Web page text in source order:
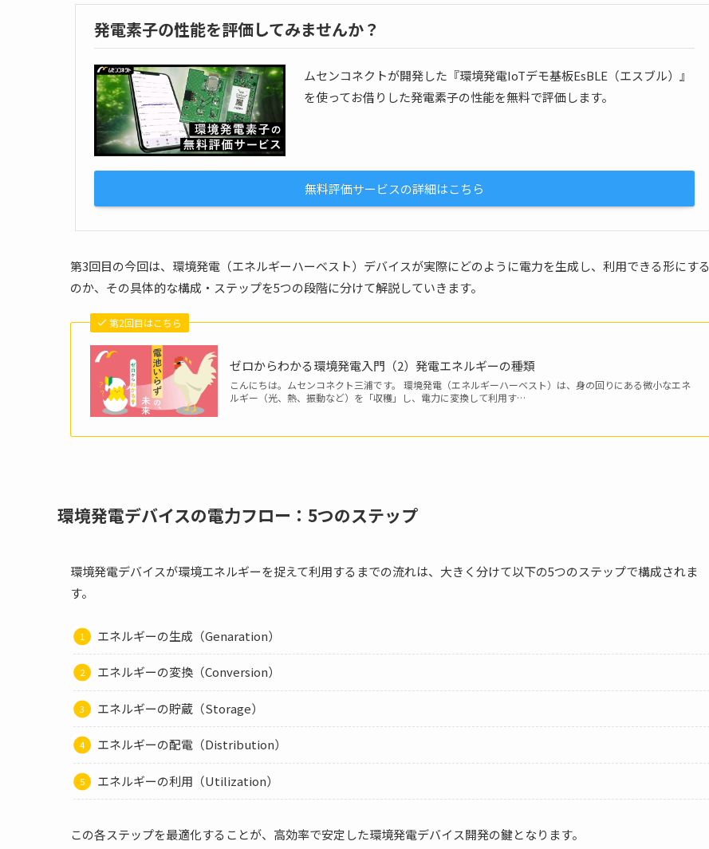
発電素子の性能を評価してみませんか？
ムセンコネクトが開発した『環境発電IoTデモ基板EsBLE（エスブル）』
を使ってお借りした発電素子の性能を無料で評価します。
無料評価サービスの詳細はこちら
第3回目の今回は、環境発電（エネルギーハーベスト）デバイスが実際にどのように電力を生成し、利用できる形にする
のか、その具体的な構成・ステップを5つの段階に分けて解説していきます。
第2回目はこちら
ゼロからわかる環境発電入門（2）発電エネルギーの種類
こんにちは。ムセンコネクト三浦です。 環境発電（エネルギーハーベスト）は、身の回りにある微小なエネ
ルギー（光、熱、振動など）を「収穫」し、電力に変換して利用す…
環境発電デバイスの電力フロー：5つのステップ
環境発電デバイスが環境エネルギーを捉えて利用するまでの流れは、大きく分けて以下の5つのステップで構成されま
す。
エネルギーの生成（Genaration）
エネルギーの変換（Conversion）
エネルギーの貯蔵（Storage）
エネルギーの配電（Distribution）
エネルギーの利用（Utilization）
この各ステップを最適化することが、高効率で安定した環境発電デバイス開発の鍵となります。